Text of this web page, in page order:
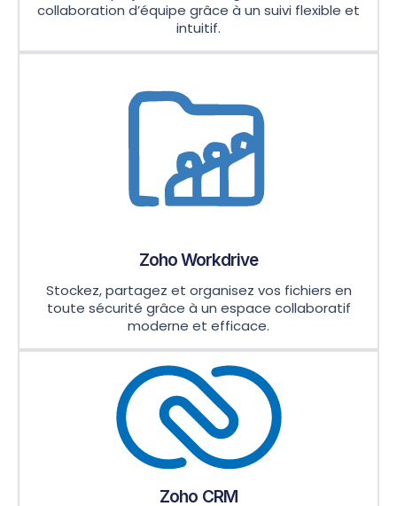
collaboration d’équipe grâce à un suivi flexible et
intuitif.
Zoho Workdrive
Stockez, partagez et organisez vos fichiers en
toute sécurité grâce à un espace collaboratif
moderne et efficace.
Zoho CRM